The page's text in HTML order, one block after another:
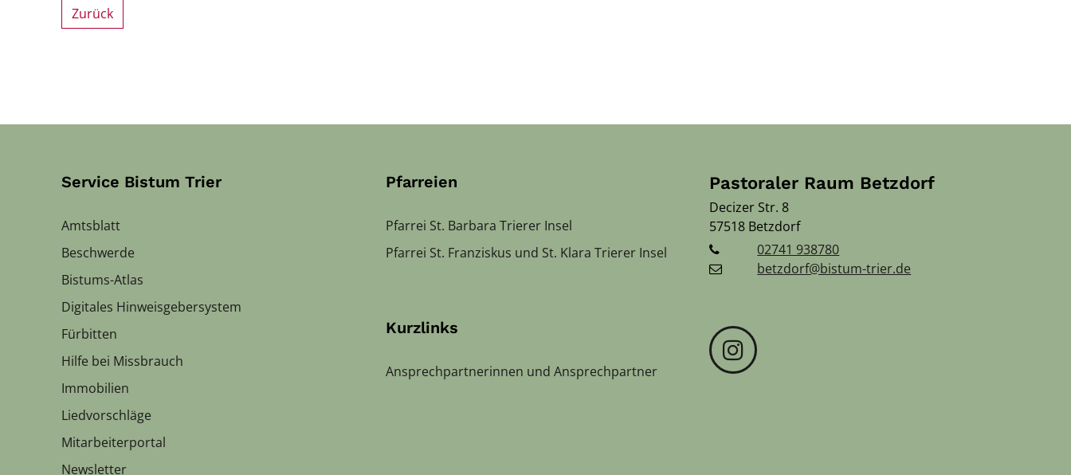
Zurück
Service Bistum Trier
Amtsblatt
Beschwerde
Bistums-Atlas
Digitales Hinweisgebersystem
Fürbitten
Hilfe bei Missbrauch
Immobilien
Liedvorschläge
Mitarbeiterportal
Newsletter
Pfarreien
Pfarrei St. Barbara Trierer Insel
Pfarrei St. Franziskus und St. Klara Trierer Insel
Kurzlinks
Ansprechpartnerinnen und Ansprechpartner
Pastoraler Raum Betzdorf
Decizer Str. 8
57518 Betzdorf
02741 938780
betzdorf@bistum-trier.de